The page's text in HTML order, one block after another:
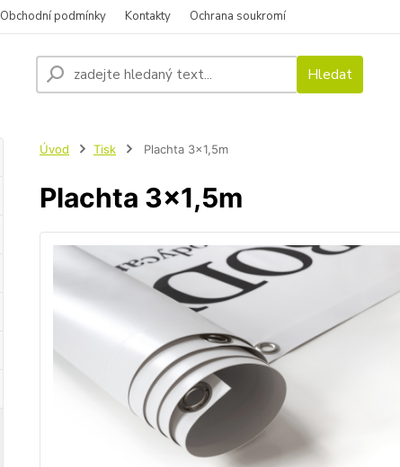
Obchodní podmínky Kontakty Ochrana soukromí
Hledat
Úvod Tisk Plachta 3x1,5m
Plachta 3x1,5m